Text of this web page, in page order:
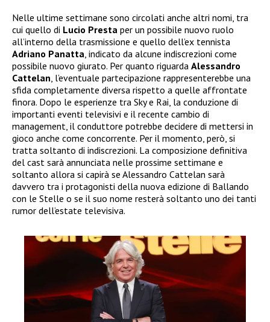
Nelle ultime settimane sono circolati anche altri nomi, tra
cui quello di Lucio Presta per un possibile nuovo ruolo
all’interno della trasmissione e quello dell’ex tennista
Adriano Panatta , indicato da alcune indiscrezioni come
possibile nuovo giurato. Per quanto riguarda Alessandro
Cattelan , l’eventuale partecipazione rappresenterebbe una
sfida completamente diversa rispetto a quelle affrontate
finora. Dopo le esperienze tra Sky e Rai, la conduzione di
importanti eventi televisivi e il recente cambio di
management, il conduttore potrebbe decidere di mettersi in
gioco anche come concorrente. Per il momento, però, si
tratta soltanto di indiscrezioni. La composizione definitiva
del cast sarà annunciata nelle prossime settimane e
soltanto allora si capirà se Alessandro Cattelan sarà
davvero tra i protagonisti della nuova edizione di Ballando
con le Stelle o se il suo nome resterà soltanto uno dei tanti
rumor dell’estate televisiva.